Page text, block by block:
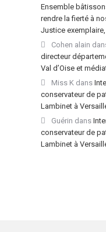
Ensemble
rendre la fierté à
Justice
Cohen alain
directeur
Val d’Oise et
Miss K dans
conservateur de
Lambinet à
Guérin dans
conservateur de
Lambinet à